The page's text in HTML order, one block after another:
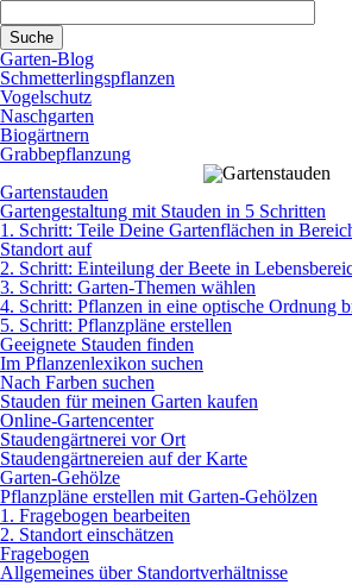
Garten-Blog
Schmetterlingspflanzen
Vogelschutz
Naschgarten
Biogärtnern
Grabbepflanzung
Gartenstauden
Gartengestaltung mit Stauden in 5 Schritten
1. Schritt: Teile Deine Gartenflächen in
Standort auf
2. Schritt: Einteilung der Beete in
3. Schritt: Garten-Themen wählen
4. Schritt: Pflanzen in eine optische Ordnung
5. Schritt: Pflanzpläne erstellen
Geeignete Stauden finden
Im Pflanzenlexikon suchen
Nach Farben suchen
Stauden für meinen Garten kaufen
Online-Gartencenter
Staudengärtnerei vor Ort
Staudengärtnereien auf der Karte
Garten-Gehölze
Pflanzpläne erstellen mit Garten-Gehölzen
1. Fragebogen bearbeiten
2. Standort einschätzen
Fragebogen
Allgemeines über Standortverhältnisse